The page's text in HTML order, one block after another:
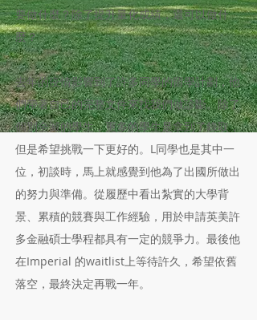
要做什麼？除了提升量化成績，還可以做什
麼？
去年的疫情影響到了許多同學的留學計劃，他
們帶著自己的完整文件來找我們做診斷。除了
個別全滅的學生，更多的學生是拿到了錄取，
但是希望挑戰一下更好的。L同學也是其中一
位，初談時，馬上就感覺到他為了出國所做出
的努力與準備。從履歷中看出紮實的大學背
景、累積的競賽與工作經驗，用於申請英美許
多金融碩士學程都具有一定的競爭力。最後他
在Imperial 的waitlist上等待許久，希望依舊
落空，最終決定再戰一年。